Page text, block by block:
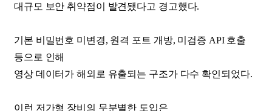
대규모 보안 취약점이 발견됐다고 경고했다.
기본 비밀번호 미변경, 원격 포트 개방, 미검증 API 호출
등으로 인해
영상 데이터가 해외로 유출되는 구조가 다수 확인되었다.
이런 저가형 장비의 무분별한 도입은